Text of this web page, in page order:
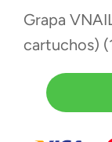
Grapa
cartuchos)